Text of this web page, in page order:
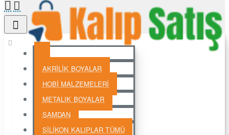
AKRİLİK BOYALAR
HOBİ MALZEMELERİ
METALIK BOYALAR
ŞAMDAN
SİLİKON KALIPLAR TÜMÜ